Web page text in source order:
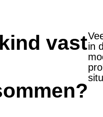
vastin